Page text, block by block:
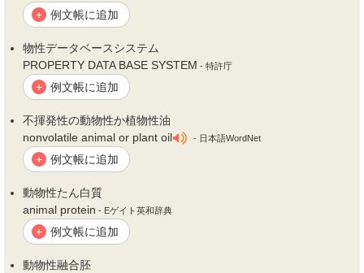
+ 例文帳に追加
物性データベースシステム
PROPERTY DATA BASE SYSTEM - 特許庁
+ 例文帳に追加
不揮発性の動物性か植物性油
nonvolatile animal or plant oil
- 日本語WordNet
+ 例文帳に追加
動物性たん白質
animal protein - Eゲイト英和辞典
+ 例文帳に追加
動物性融合胚